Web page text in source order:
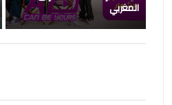
المغربي